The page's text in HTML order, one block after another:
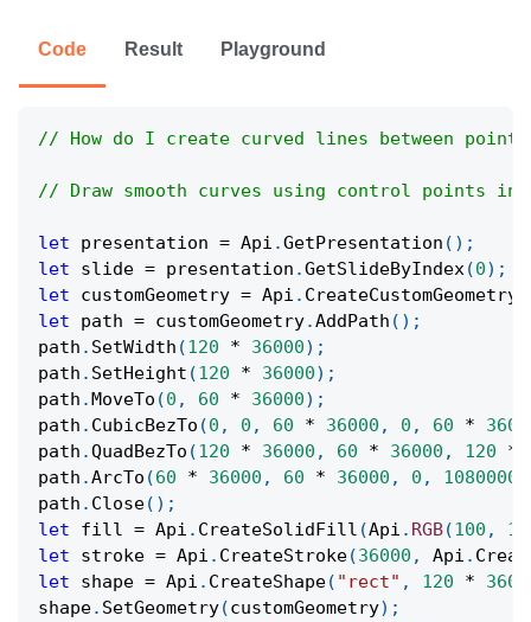
Code Result Playground
// How do I create curved lines between
// Draw smooth curves using control points
let presentation = Api .GetPresentation ( ) ;
let slide = presentation .GetSlideByIndex(0) ;
let customGeometry = Api . CreateCustomGeometry
let path = customGeometry.AddPath ( ) ;
path . SetWidth (120 * 36000) ;
path . SetHeight (120 * 36000) ;
path . MoveTo (0 , 60 * 36000) ;
path . CubicBezTo (0 , 0 , 60 * 36000 , 0 , 60 *
path .QuadBezTo (120 * 36000 , 60 * 36000 , 120 *
path .ArcTo (60 * 36000 , 60 * 36000 , 0 , 10800000
path . Close( ) ;
let fill = Api . CreateSolidFill (Api . RGB(100 ,
let stroke = Api . CreateStroke(36000 , Api .
let shape = Api . CreateShape( "rect" , 120 *
shape. SetGeometry(customGeometry) ;